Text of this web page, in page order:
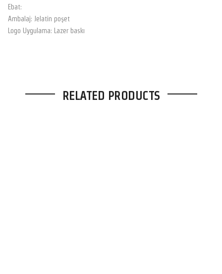
Ebat:
Ambalaj: Jelatin poşet
Logo Uygulama: Lazer baskı
RELATED PRODUCTS